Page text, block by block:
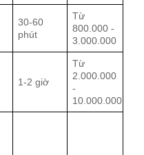
30-60
phút
Từ
800.000 -
3.000.000
1-2 giờ
Từ
2.000.000
-
10.000.000